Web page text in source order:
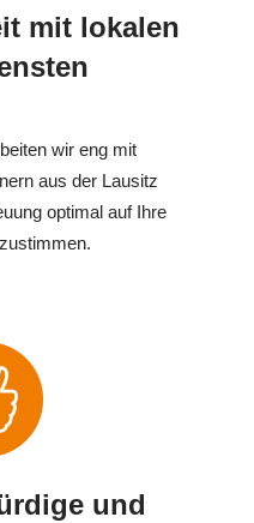
mit lokalen
wir eng mit
aus der Lausitz
optimal auf Ihre
und